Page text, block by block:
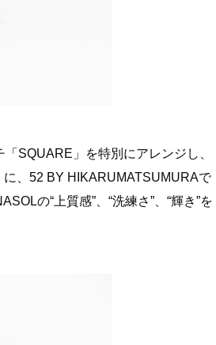
SQUARE」を特別にアレンジし、
、52 BY HIKARUMATSUMURAで
の“上質感”、“洗練さ”、“輝き”を